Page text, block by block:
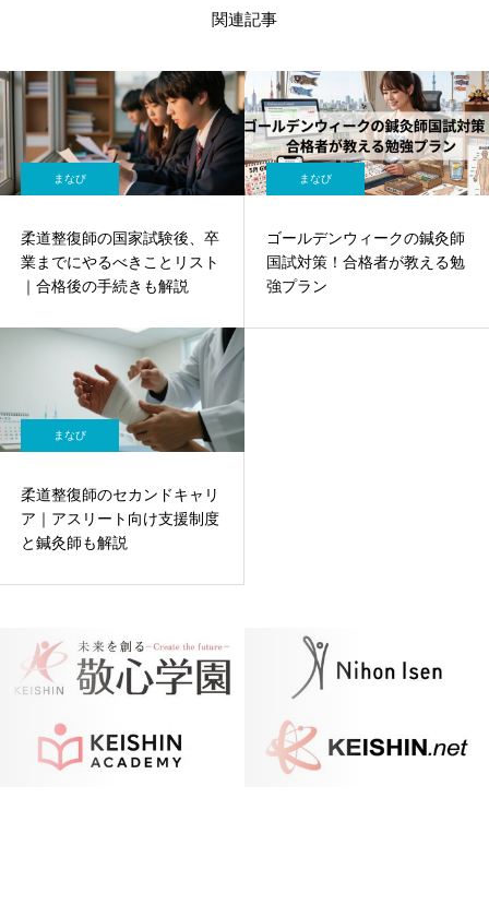
関連記事
まなび
柔道整復師の国家試験後、卒
業までにやるべきことリスト
｜合格後の手続きも解説
まなび
ゴールデンウィークの鍼灸師
国試対策！合格者が教える勉
強プラン
まなび
柔道整復師のセカンドキャリ
ア｜アスリート向け支援制度
と鍼灸師も解説